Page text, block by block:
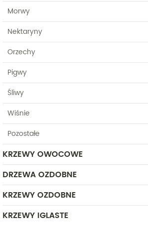
Morwy
Nektaryny
Orzechy
Pigwy
Śliwy
Wiśnie
Pozostałe
KRZEWY OWOCOWE
DRZEWA OZDOBNE
KRZEWY OZDOBNE
KRZEWY IGLASTE